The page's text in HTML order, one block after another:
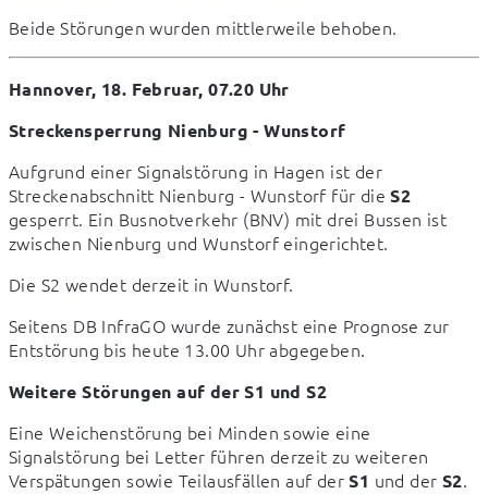
Beide Störungen wurden mittlerweile behoben.
Hannover, 18. Februar, 07.20 Uhr
Streckensperrung Nienburg - Wunstorf
Aufgrund einer Signalstörung in Hagen ist der
Streckenabschnitt Nienburg - Wunstorf für die S2
gesperrt. Ein Busnotverkehr (BNV) mit drei Bussen ist
zwischen Nienburg und Wunstorf eingerichtet.
Die S2 wendet derzeit in Wunstorf.
Seitens DB InfraGO wurde zunächst eine Prognose zur
Entstörung bis heute 13.00 Uhr abgegeben.
Weitere Störungen auf der S1 und S2
Eine Weichenstörung bei Minden sowie eine
Signalstörung bei Letter führen derzeit zu weiteren
Verspätungen sowie Teilausfällen auf der S1 und der S2.